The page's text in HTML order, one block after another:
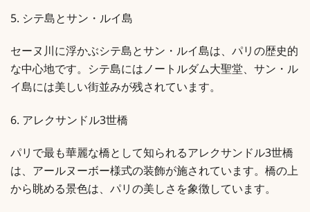
5. シテ島とサン・ルイ島
セーヌ川に浮かぶシテ島とサン・ルイ島は、パリの歴史的
な中心地です。シテ島にはノートルダム大聖堂、サン・ル
イ島には美しい街並みが残されています。
6. アレクサンドル3世橋
パリで最も華麗な橋として知られるアレクサンドル3世橋
は、アールヌーボー様式の装飾が施されています。橋の上
から眺める景色は、パリの美しさを象徴しています。